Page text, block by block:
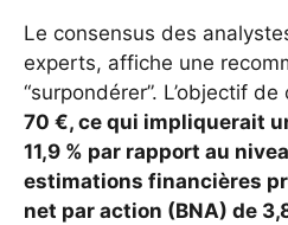
Le consensus des
experts, affiche une
“surpondérer”. L’objectif
70 €, ce qui impliquerait
11,9 % par rapport au
estimations financières
net par action (BNA) de